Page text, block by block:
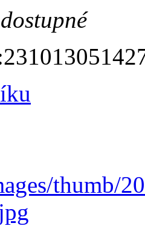
dostupné